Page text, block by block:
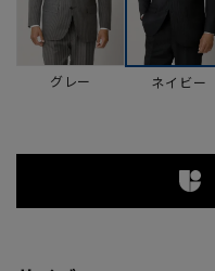
グレー ネイビー